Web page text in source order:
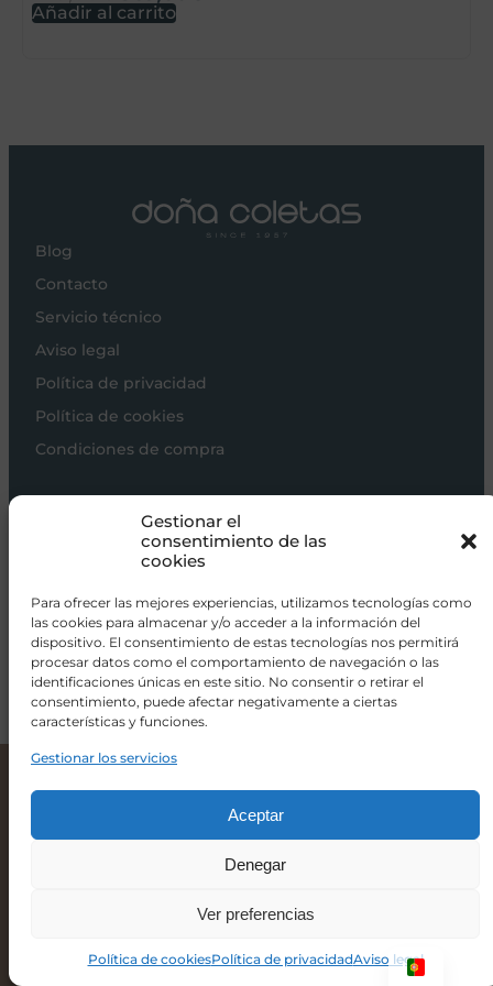
Gestionar el
consentimiento de las
cookies
Para ofrecer las mejores experiencias, utilizamos tecnologías como
las cookies para almacenar y/o acceder a la información del
dispositivo. El consentimiento de estas tecnologías nos permitirá
procesar datos como el comportamiento de navegación o las
identificaciones únicas en este sitio. No consentir o retirar el
consentimiento, puede afectar negativamente a ciertas
características y funciones.
Gestionar los servicios
Aceptar
Denegar
Ver preferencias
Política de cookiesPolítica de privacidadAviso legal
249,00€
Añadir al carrito
Blog
Contacto
Servicio técnico
Aviso legal
Política de privacidad
Política de cookies
Condiciones de compra
Carros de bebé
Sillas de paseo
Alimentación
Hogar
Viajar
info@donacoletas.com
+34 91 626 62 75
Accesorios para bebés en Las Rozas
© 2026 Doña Coletas Hecho con ♥ por